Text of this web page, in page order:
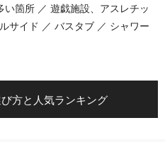
箇所 ／ 遊戯施設、アスレチッ
サイド ／ バスタブ ／ シャワー
方と人気ランキング